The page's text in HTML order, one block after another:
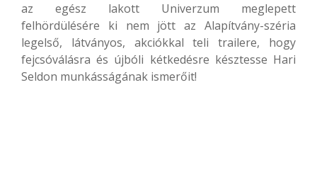
az egész lakott Univerzum meglepett
felhördülésére ki nem jött az Alapítvány-széria
legelső, látványos, akciókkal teli trailere, hogy
fejcsóválásra és újbóli kétkedésre késztesse Hari
Seldon munkásságának ismerőit!